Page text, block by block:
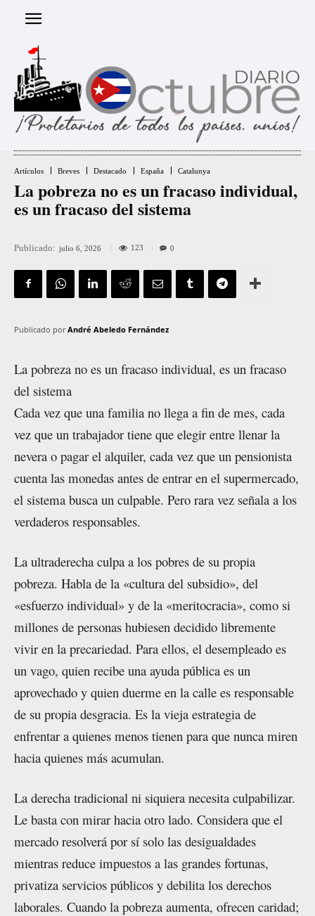
Artículos Breves Destacado España Catalunya
La pobreza no es un fracaso individual,
es un fracaso del sistema
Publicado: julio 6, 2026 123 0
Publicado por André Abeledo Fernández
La pobreza no es un fracaso individual, es un fracaso
del sistema
Cada vez que una familia no llega a fin de mes, cada
vez que un trabajador tiene que elegir entre llenar la
nevera o pagar el alquiler, cada vez que un pensionista
cuenta las monedas antes de entrar en el supermercado,
el sistema busca un culpable. Pero rara vez señala a los
verdaderos responsables.
La ultraderecha culpa a los pobres de su propia
pobreza. Habla de la «cultura del subsidio», del
«esfuerzo individual» y de la «meritocracia», como si
millones de personas hubiesen decidido libremente
vivir en la precariedad. Para ellos, el desempleado es
un vago, quien recibe una ayuda pública es un
aprovechado y quien duerme en la calle es responsable
de su propia desgracia. Es la vieja estrategia de
enfrentar a quienes menos tienen para que nunca miren
hacia quienes más acumulan.
La derecha tradicional ni siquiera necesita culpabilizar.
Le basta con mirar hacia otro lado. Considera que el
mercado resolverá por sí solo las desigualdades
mientras reduce impuestos a las grandes fortunas,
privatiza servicios públicos y debilita los derechos
laborales. Cuando la pobreza aumenta, ofrecen caridad;